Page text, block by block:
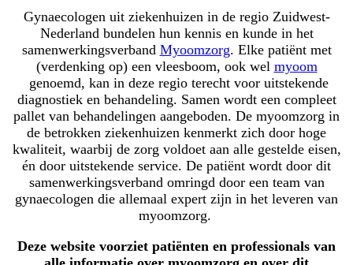
Gynaecologen uit ziekenhuizen in de regio Zuidwest-
Nederland bundelen hun kennis en kunde in het
samenwerkingsverband Myoomzorg. Elke patiënt met
(verdenking op) een vleesboom, ook wel myoom
genoemd, kan in deze regio terecht voor uitstekende
diagnostiek en behandeling. Samen wordt een compleet
pallet van behandelingen aangeboden. De myoomzorg in
de betrokken ziekenhuizen kenmerkt zich door hoge
kwaliteit, waarbij de zorg voldoet aan alle gestelde eisen,
én door uitstekende service. De patiënt wordt door dit
samenwerkingsverband omringd door een team van
gynaecologen die allemaal expert zijn in het leveren van
myoomzorg.
Deze website voorziet patiënten en professionals van